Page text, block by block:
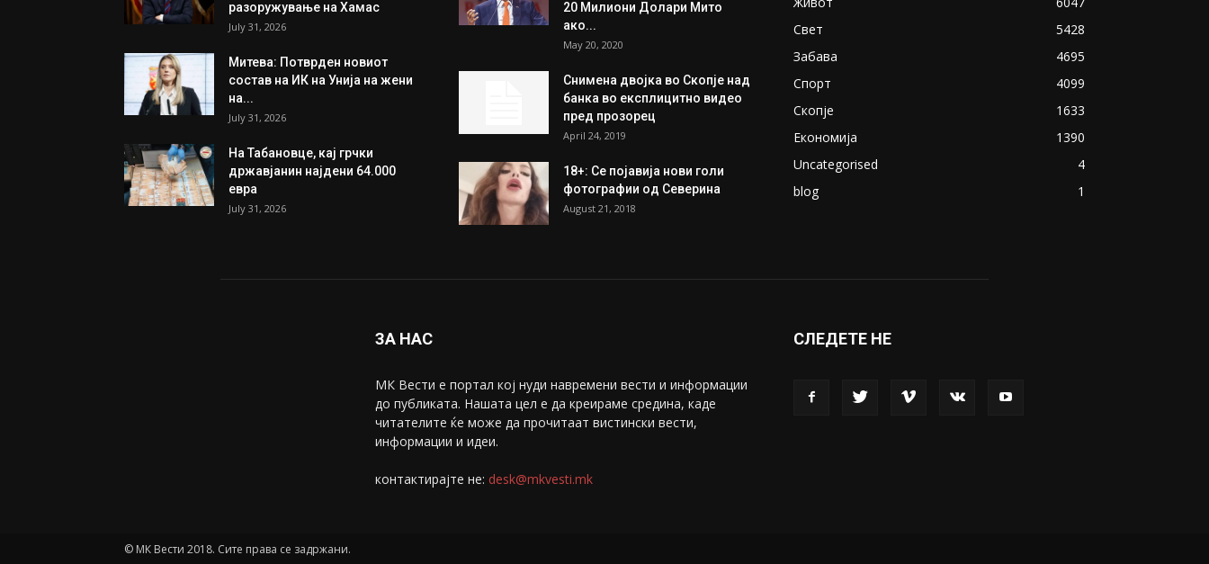
разоружување на Хамас
July 31, 2026
Митева: Потврден новиот
состав на ИК на Унија на жени
на...
July 31, 2026
На Табановце, кај грчки
државјанин најдени 64.000
евра
July 31, 2026
20 Милиони Долари Мито
ако...
May 20, 2020
Снимена двојка во Скопје над
банка во експлицитно видео
пред прозорец
April 24, 2019
18+: Се појавија нови голи
фотографии од Северина
August 21, 2018
Свет
5428
Забава
4695
Спорт
4099
Скопје
1633
Економија
1390
Uncategorised
4
blog
1
ЗА НАС
МК Вести е портал коj нуди навремени вести и информации
до публиката. Нашата цел е да креираме средина, каде
читателите ќе може да прочитаат вистински вести,
информации и идеи.
контактирајте не: desk@mkvesti.mk
СЛЕДЕТЕ НЕ
© МК Вести 2018. Сите права се задржани.